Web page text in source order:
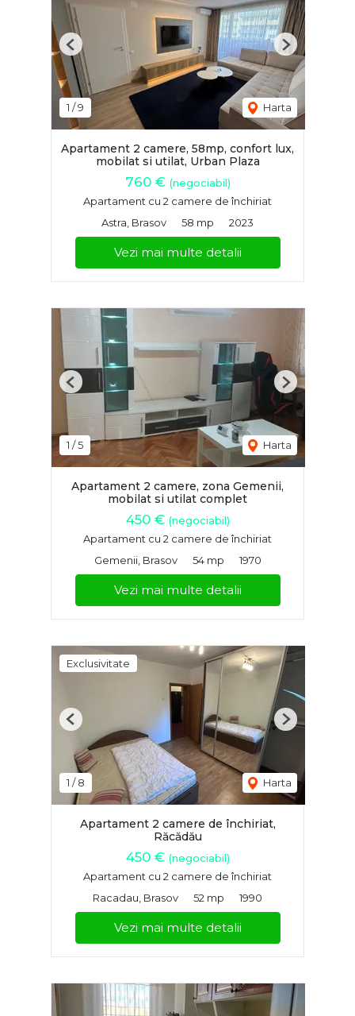
1 /9 Harta
Previous Next
Apartament 2 camere, 58mp, confort lux,
mobilat si utilat, Urban Plaza
760 € (negociabil)
Apartament cu 2 camere de închiriat
Astra, Brasov
58 mp 2023
Vezi mai multe detalii
1 /5 Harta
Previous Next
Apartament 2 camere, zona Gemenii,
mobilat si utilat complet
450 € (negociabil)
Apartament cu 2 camere de închiriat
Gemenii, Brasov
54 mp 1970
Vezi mai multe detalii
Exclusivitate
1 /8 Harta
Previous Next
Apartament 2 camere de închiriat,
Răcădău
450 € (negociabil)
Apartament cu 2 camere de închiriat
Racadau, Brasov
52 mp 1990
Vezi mai multe detalii